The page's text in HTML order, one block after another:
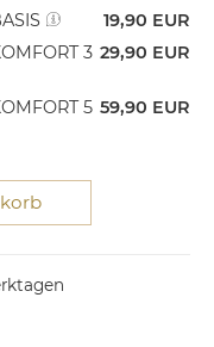
19,90 EUR
3 29,90 EUR
5 59,90 EUR